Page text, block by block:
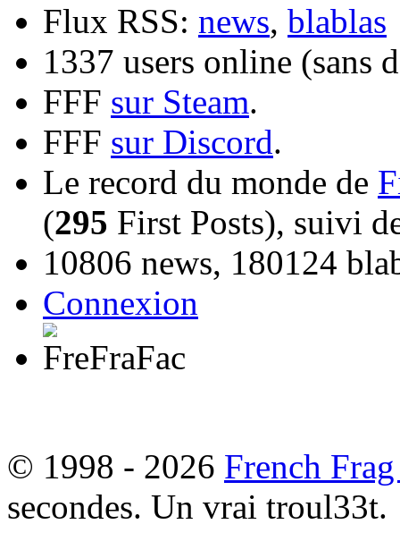
Flux RSS: news, blablas
1337 users online (sans
FFF sur Steam.
FFF sur Discord.
Le record du monde de
(295 First Posts), suivi
10806 news, 180124
Connexion
© 1998 - 2026 French
secondes. Un vrai troul33t.